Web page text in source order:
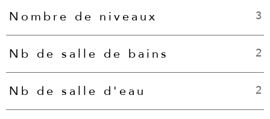
Nombre de niveaux 3
Nb de salle de bains 2
Nb de salle d'eau 2